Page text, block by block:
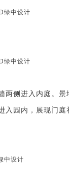
绿中设计
绿中设计
两侧进入内庭。
入园内，展现门庭
中设计